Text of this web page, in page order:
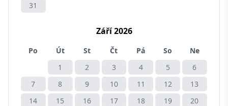
31
Září 2026
Po Út St Čt Pá So
Ne
1
2 3 4 5
6
7
8 9 10 11 12
13
14
15 16 17 18 19
20